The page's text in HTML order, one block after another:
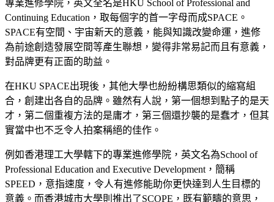
專業進修學院，英文全名是HKU School of Professional and
Continuing Education，取每個字的首一字母而成SPACE。
SPACE有空間、宇宙新天的意義，能與知識改變命運，進修
為前途創造發展空間等產生聯想，變得非常易記而且有意義，
對品牌更有正面的助益。
在HKU SPACE出現後，其他大學也紛紛構思類似的縮寫組
合，創建出各自的品牌。雖然有人說，第一個想到點子的是天
才，第二個重複方法的是庸才，第三個還抄襲的是蠢才，但其
實當中也不乏令人拍案稱絕的佳作。
例如香港理工大學轄下的專業進修學院，英文名為School of
Professional Education and Executive Development，簡稱
SPEED，意指速度，令人有進修能助你更快達到人生目標的
意義。而香港城市大學則推出了SCOPE，既有範疇的意思，